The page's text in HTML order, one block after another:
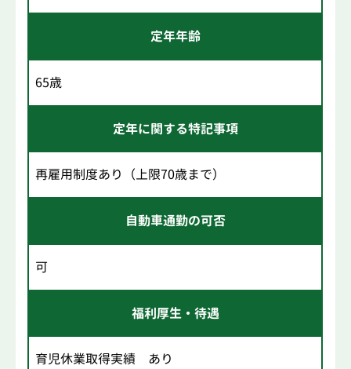
定年年齢
65歳
定年に関する特記事項
再雇用制度あり（上限70歳まで）
自動車通勤の可否
可
福利厚生・待遇
育児休業取得実績 あり